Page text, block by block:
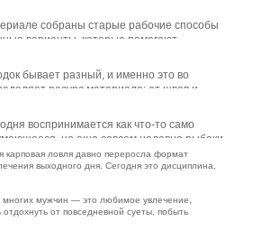
собраны старые рабочие способы
варианты, которые помогают
бывает разный, и именно это во
ресурс материала: от швов и
воспринимается как что-то само
но еще совсем недавно рыбаки
б [..]
карповая ловля давно переросла формат
выходного дня. Сегодня это дисциплина,
многих мужчин — это любимое увлечение,
отдохнуть от повседневной суеты, побыть